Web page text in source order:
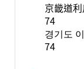
京畿道
74
경기도
74